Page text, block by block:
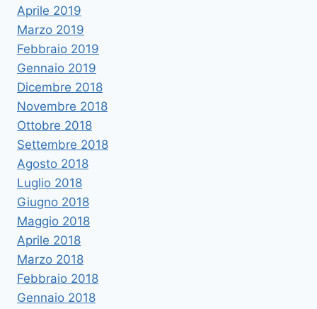
Aprile 2019
Marzo 2019
Febbraio 2019
Gennaio 2019
Dicembre 2018
Novembre 2018
Ottobre 2018
Settembre 2018
Agosto 2018
Luglio 2018
Giugno 2018
Maggio 2018
Aprile 2018
Marzo 2018
Febbraio 2018
Gennaio 2018